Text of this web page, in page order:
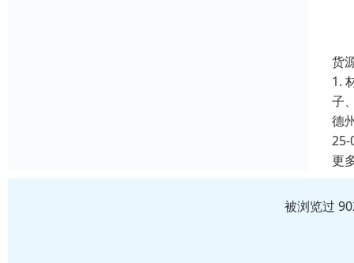
货
1.
子
德
25-
更
被浏览过